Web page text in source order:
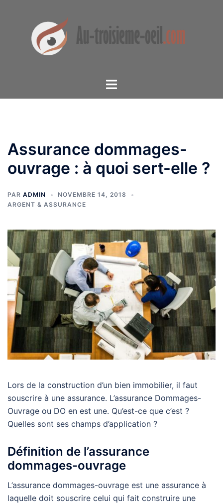
Ouvrir/fermer
Assurance dommages-
ouvrage : à quoi sert-elle ?
PAR ADMIN
NOVEMBRE 14, 2018
ARGENT & ASSURANCE
Lors de la construction d’un bien immobilier, il faut
souscrire à une assurance. L’assurance Dommages-
Ouvrage ou DO en est une. Qu’est-ce que c’est ?
Quelles sont ses champs d’application ?
Définition de l’assurance
dommages-ouvrage
L’assurance dommages-ouvrage est une assurance à
laquelle doit souscrire celui qui fait construire une